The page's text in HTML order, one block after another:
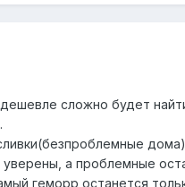
сложно будет
а проблемные
геморр останется